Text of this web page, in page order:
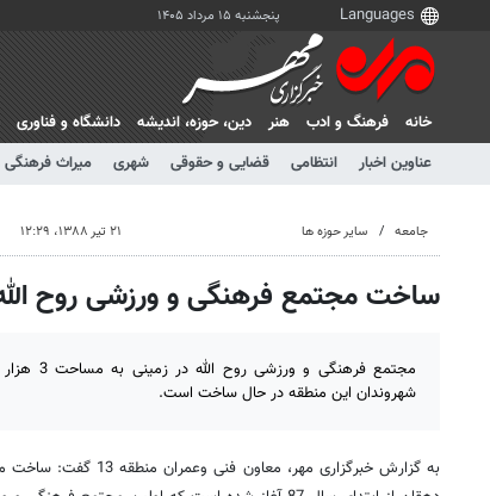
پنجشنبه ۱۵ مرداد ۱۴۰۵
خانه فرهنگ و ادب هنر دين، حوزه، انديشه دانشگاه و فناوری
عناوین اخبار
انتظامی قضایی و حقوقی شهری میراث
جامعه سایر حوزه ها ۲۱ تیر ۱۳۸۸، ۱۲:۲۹
ساخت مجتمع فرهنگی و ورزشی روح الله
شهروندان این منطقه در حال ساخت است.
به گزارش خبرگزاری